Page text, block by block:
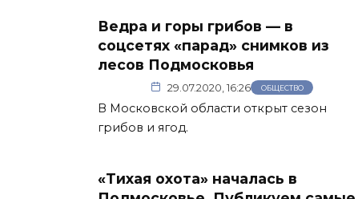
Ведра и горы грибов — в
соцсетях «парад» снимков из
лесов Подмосковья
29.07.2020, 16:26 ОБЩЕСТВО
В Московской области открыт сезон
грибов и ягод.
«Тихая охота» началась в